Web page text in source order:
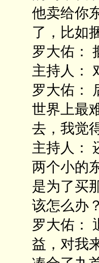
他卖给你
了，比如
罗大佑：
主持人：
罗大佑：
世界上最
去，我觉
主持人：
两个小的
是为了买
该怎么办？
罗大佑：
益，对我